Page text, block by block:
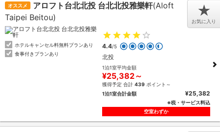
オススメ アロフト台北北投 台北北投雅樂軒(Aloft
Taipei Beitou)
ホテルキャンセル料無料プランあり
食事付きプランあり
4.4/5
北投
1泊1室平均金額
¥25,382～
獲得予定 合計 439 ポイント～
1泊1室合計金額
¥25,382
※税・サービス料込
空室わずか
★
お気に入り